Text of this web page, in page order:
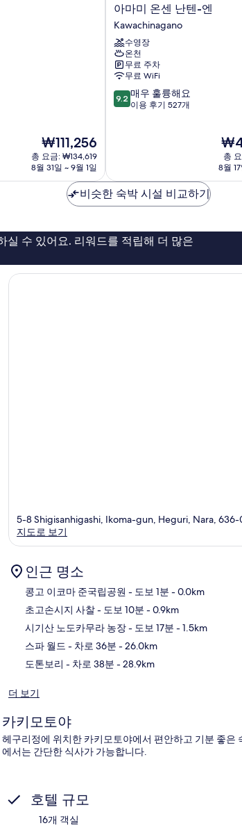
현
재
요
₩111,256
₩111,256
총 요금: ₩134,619
8월 31일 ~ 9월 1일
아
마
미
온
센
난
텐-
엔
Kawachinagano
아마미 온센 난텐-엔
Kawachinagano
수영장
온천
무료 주차
무료 WiFi
10
점
매
우
훌
해
요,
용
9.2 매우 훌륭해요
이용 후기 527개
현
재
요
총
8월
비슷한 숙박 시설 비교하기
실 수 있어요. 리워드를 적립해 더 많은
5-8 Shigisanhigashi, Ikoma-gun, Heguri, Nara, 636-
지도로 보기
인근 명소
콩고 이코마 준국립공원 - 도보 1분 - 0.0km
초고손시지 사찰- 도보 10분 - 0.9km
시기산 노도카무라 농장- 도보 17분 - 1.5km
스파 월드 - 차로 36분 - 26.0km
도톤보리 - 차로 38분 - 28.9km
더 보기
카키모토야
헤구리정에 위치한 카키모토야에서 편안하고 기분 좋
에서는 간단한 식사가 가능합니다.
호텔 규모
16개 객실